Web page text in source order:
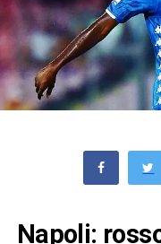
Napoli: